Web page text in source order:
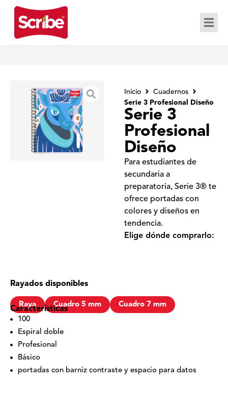
Inicio
Cuadernos
Serie 3 Profesional Diseño
Serie 3
Profesional
Diseño
Para estudiantes de
secundaria a
preparatoria, Serie 3® te
ofrece portadas con
colores y diseños en
tendencia.
Elige dónde comprarlo:
Rayados disponibles
Raya Cuadro 5 mm Cuadro 7 mm
Características
100
Espiral doble
Profesional
Básico
portadas con barniz contraste y espacio para datos